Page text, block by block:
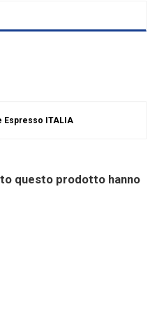
Espresso ITALIA
questo prodotto hanno